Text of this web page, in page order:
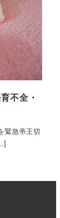
不全・
緊急帝王切